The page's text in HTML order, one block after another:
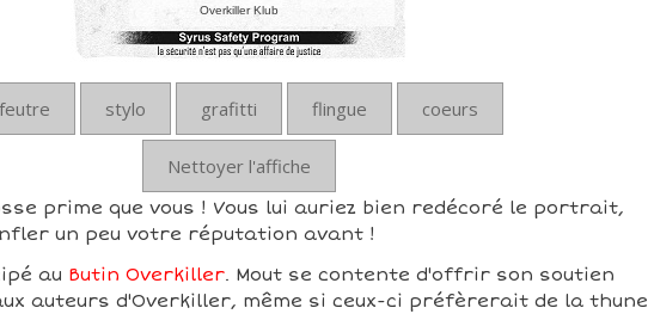
Overkiller Klub
feutre stylo grafitti flingue coeurs
Nettoyer l'affiche
prime que vous ! Vous lui auriez bien redécoré le portrait,
un peu votre réputation avant !
au Butin Overkiller. Mout se contente d'offrir son soutien
auteurs d'Overkiller, même si ceux-ci préfèrerait de la thune